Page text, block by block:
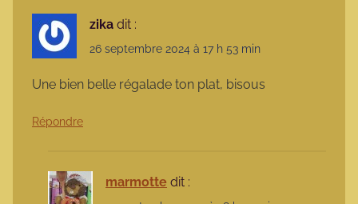
zika dit :
26 septembre 2024 à 17 h 53 min
Une bien belle régalade ton plat, bisous
Répondre
marmotte dit :